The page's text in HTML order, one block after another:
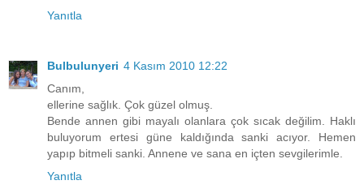
Yanıtla
Bulbulunyeri 4 Kasım 2010 12:22
Canım,
ellerine sağlık. Çok güzel olmuş.
Bende annen gibi mayalı olanlara çok sıcak değilim. Haklı
buluyorum ertesi güne kaldığında sanki acıyor. Hemen
yapıp bitmeli sanki. Annene ve sana en içten sevgilerimle.
Yanıtla